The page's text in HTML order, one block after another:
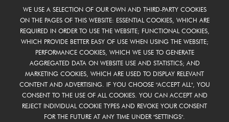
WE USE A SELECTION OF OUR OWN AND THIRD-PARTY COOKIES
ON THE PAGES OF THIS WEBSITE: ESSENTIAL COOKIES, WHICH ARE
REQUIRED IN ORDER TO USE THE WEBSITE; FUNCTIONAL COOKIES,
WHICH PROVIDE BETTER EASY OF USE WHEN USING THE WEBSITE;
PERFORMANCE COOKIES, WHICH WE USE TO GENERATE
AGGREGATED DATA ON WEBSITE USE AND STATISTICS; AND
MARKETING COOKIES, WHICH ARE USED TO DISPLAY RELEVANT
CONTENT AND ADVERTISING. IF YOU CHOOSE "ACCEPT ALL", YOU
CONSENT TO THE USE OF ALL COOKIES. YOU CAN ACCEPT AND
REJECT INDIVIDUAL COOKIE TYPES AND REVOKE YOUR CONSENT
FOR THE FUTURE AT ANY TIME UNDER "SETTINGS".